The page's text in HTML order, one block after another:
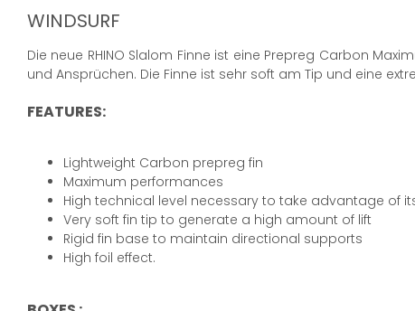
WINDSURF
Die neue RHINO Slalom Finne ist eine Prepreg Carbon
und Ansprüchen. Die Finne ist sehr soft am Tip und eine
FEATURES:
Lightweight Carbon prepreg fin
Maximum performances
High technical level necessary to take advantage of
Very soft fin tip to generate a high amount of lift
Rigid fin base to maintain directional supports
High foil effect.